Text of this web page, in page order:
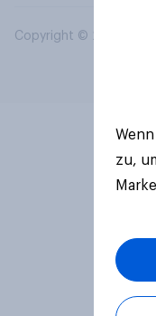
Copyright © 2026
zu,